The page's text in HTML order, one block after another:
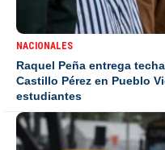
NACIONALES
Raquel Peña entrega
Castillo Pérez en Pueblo
estudiantes